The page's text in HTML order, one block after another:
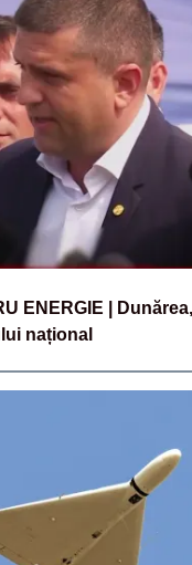
ENERGIE |
național